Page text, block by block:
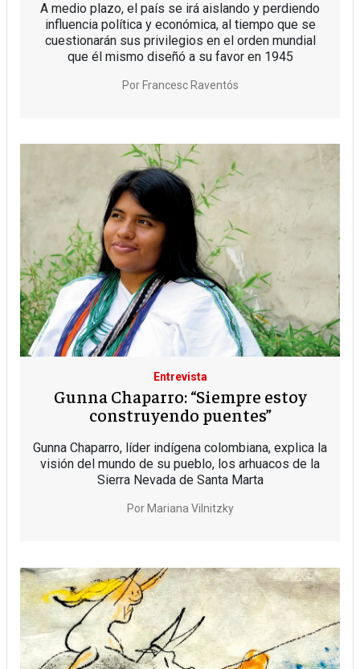
A medio plazo, el país se irá aislando y perdiendo
influencia política y económica, al tiempo que se
cuestionarán sus privilegios en el orden mundial
que él mismo diseñó a su favor en 1945
Por Francesc Raventós
Entrevista
Gunna Chaparro: “Siempre estoy
construyendo puentes”
Gunna Chaparro, líder indígena colombiana, explica la
visión del mundo de su pueblo, los arhuacos de la
Sierra Nevada de Santa Marta
Por Mariana Vilnitzky